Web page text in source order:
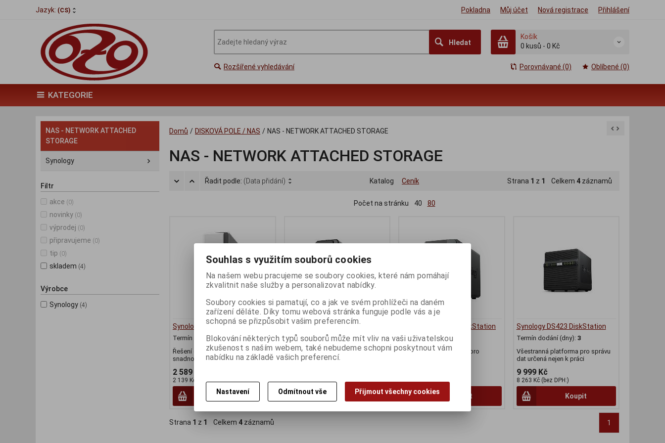
Jazyk: (CS) Pokladna Můj účet Nová registrace Přihlášení
Hledat
Košík
0 kusů - 0 Kč
Rozšířené vyhledávání Porovnávané (0) Oblíbené (0)
KATEGORIE
NAS - NETWORK ATTACHED
STORAGE
Synology
Filtr
akce (0)
novinky (0)
výprodej (0)
připravujeme (0)
tip (0)
skladem (4)
Výrobce
Synology (4)
Domů / DISKOVÁ POLE / NAS / NAS - NETWORK ATTACHED STORAGE
NAS - NETWORK ATTACHED STORAGE
Řadit podle: (Data přidání) Katalog Ceník Strana 1 z 1 Celkem 4 záznamů
Počet na stránku 40 80
Synology DS120j DiskStation
Termín dodání (dny):3
Řešení osobního cloudu se
snadnou správou dat.
2 589 Kč
2 139 Kč (bez DPH:)
Koupit
Synology DS124 DiskStation
Termín dodání (dny):3
Plynulá správa dat v miniaturním
provedení
3 544 Kč (bez DPH:)
Koupit
Synology DS224+ DiskStation
Termín dodání (dny):
Kompaktní úložiště dat pro
7 543 Kč (bez DPH:)
Koupit
Synology DS423 DiskStation
Termín dodání (dny): 3
Všestranná platforma pro správu
dat určená nejen k práci
9 999 Kč
8 263 Kč (bez DPH:)
Koupit
Strana 1 z 1 Celkem 4 záznamů 1
Souhlas s využitím souborů cookies
Na našem webu pracujeme se soubory cookies, které nám pomáhají
zkvalitnit naše služby a personalizovat nabídky.
Soubory cookies si pamatují, co a jak ve svém prohlížeči na daném
zařízení děláte. Díky tomu webová stránka funguje podle vás a je
schopná se přizpůsobit vašim preferencím.
Blokování některých typů souborů může mít vliv na vaši uživatelskou
zkušenost s naším webem, také nebudeme schopni poskytnout vám
nabídku na základě vašich preferencí.
Nastavení Odmítnout vše Přijmout všechny cookies